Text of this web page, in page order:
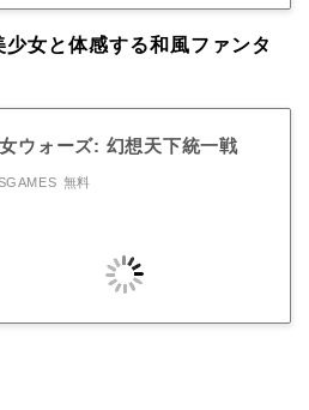
女と体感する和風ファンタ
ウォーズ: 幻想天下統一戦
無料